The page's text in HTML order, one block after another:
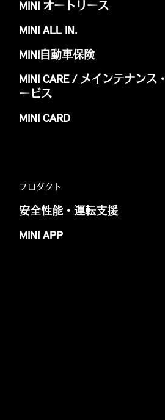
MINI オートリース
MINI ALL IN.
MINI自動車保険
MINI CARE / メインテナンス
ービス
MINI CARD
プロダクト
安全性能・運転支援
MINI APP